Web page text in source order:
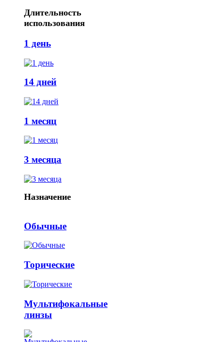
Длительность
использования
1 день
14 дней
1 месяц
3 месяца
Назначение
Обычные
Торические
Мультифокальные
линзы